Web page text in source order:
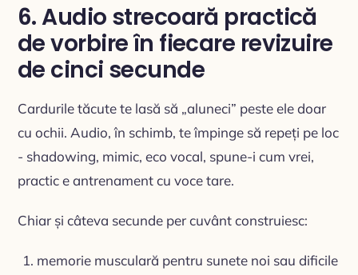
6. Audio strecoară practică
de vorbire în fiecare revizuire
de cinci secunde
Cardurile tăcute te lasă să „aluneci” peste ele doar
cu ochii. Audio, în schimb, te împinge să repeți pe loc
- shadowing, mimic, eco vocal, spune-i cum vrei,
practic e antrenament cu voce tare.
Chiar și câteva secunde per cuvânt construiesc:
memorie musculară pentru sunete noi sau dificile